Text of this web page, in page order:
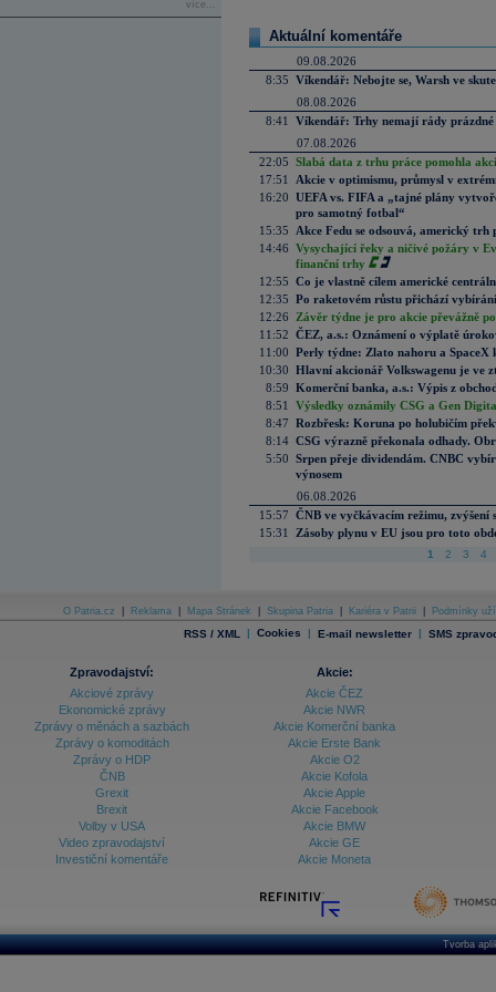
více...
Aktuální komentáře
09.08.2026
8:35 Víkendář: Nebojte se, Warsh ve
08.08.2026
8:41
Víkendář: Trhy nemají rády prázdné
07.08.2026
22:05 Slabá data z trhu práce pomohla
17:51
Akcie v optimismu, průmysl v
16:20 UEFA vs. FIFA a „tajné plány
pro samotný fotbal“
15:35
Akce Fedu se odsouvá, americký
14:46 Vysychající řeky a ničivé požáry v
finanční trhy
12:55 Co je vlastně cílem americké
12:35 Po raketovém růstu přichází
12:26
Závěr týdne je pro akcie převážně
11:52 ČEZ, a.s.: Oznámení o výplatě
11:00 Perly týdne: Zlato nahoru a SpaceX
10:30 Hlavní akcionář Volkswagenu je ve
8:59 Komerční banka, a.s.: Výpis z
8:51
Výsledky oznámily CSG a Gen
8:47 Rozbřesk: Koruna po holubičím
8:14 CSG výrazně překonala odhady.
5:50 Srpen přeje dividendám. CNBC
výnosem
06.08.2026
15:57 ČNB ve vyčkávacím režimu, zvýšení
15:31
Zásoby plynu v EU jsou pro toto
1 2 3 4
O Patria.cz Reklama Mapa Stránek Skupina Patria Kariéra v Patrii Podmínky
RSS / XML | Cookies | E-mail newsletter | SMS
Zpravodajství:
Akciové zprávy
Ekonomické zprávy
Zprávy o měnách a sazbách
Zprávy o komoditách
Zprávy o HDP
ČNB
Grexit
Brexit
Volby v USA
Video zpravodajství
Investiční komentáře
Akcie:
Akcie ČEZ
Akcie NWR
Akcie Komerční banka
Akcie Erste Bank
Akcie O2
Akcie Kofola
Akcie Apple
Akcie Facebook
Akcie BMW
Akcie GE
Akcie Moneta
Tvorba